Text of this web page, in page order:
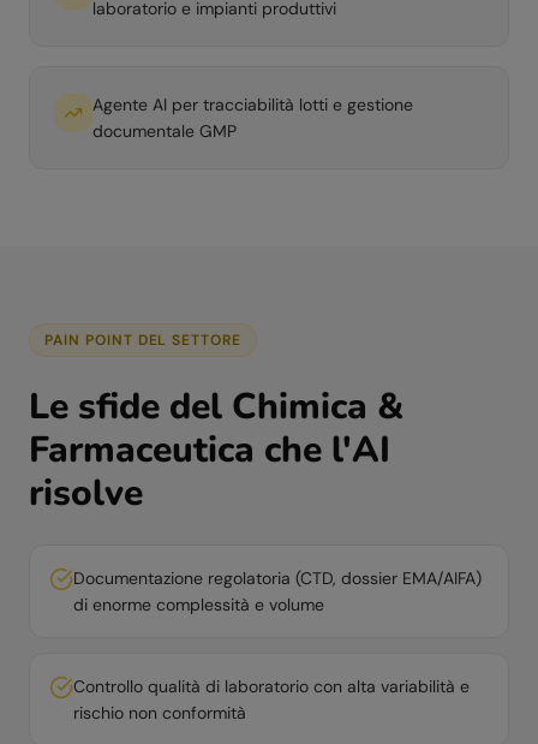
laboratorio e impianti produttivi
Agente AI per tracciabilità lotti e gestione
documentale GMP
PAIN POINT DEL SETTORE
Le sfide del Chimica &
Farmaceutica che l'AI
risolve
Documentazione regolatoria (CTD, dossier EMA/AIFA)
di enorme complessità e volume
Controllo qualità di laboratorio con alta variabilità e
rischio non conformità